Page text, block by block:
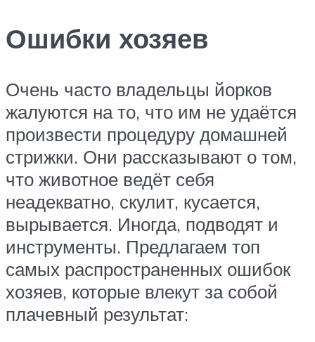
Ошибки хозяев
Очень часто владельцы йорков
жалуются на то, что им не удаётся
произвести процедуру домашней
стрижки. Они рассказывают о том,
что животное ведёт себя
неадекватно, скулит, кусается,
вырывается. Иногда, подводят и
инструменты. Предлагаем топ
самых распространенных ошибок
хозяев, которые влекут за собой
плачевный результат: